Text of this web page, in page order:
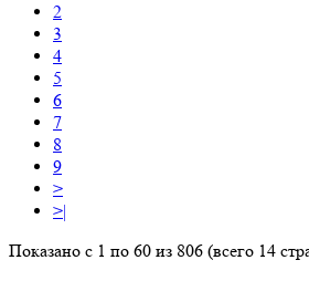
2
3
4
5
6
7
8
9
>
>|
Показано с 1 по 60 из 806 (всего 14